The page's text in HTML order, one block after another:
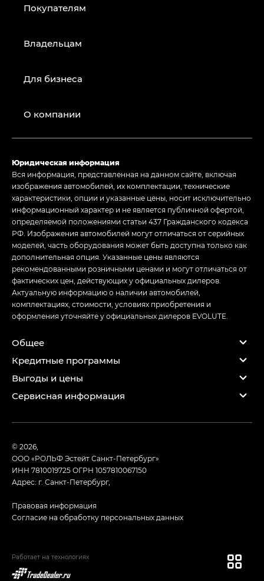
Покупателям
Владельцам
Для бизнеса
О компании
Юридическая информация
Вся информация, представленная на данном сайте, включая
изображения автомобилей, их комплектации, технические
характеристики, опции и указанные цены, носит исключительно
информационный характер и не является публичной офертой,
определяемой положениями статьи 437 Гражданского кодекса
РФ. Изображения автомобилей могут отличаться от серийных
моделей, часть оборудования может быть доступна только как
дополнительная опция. Указанные цены являются
рекомендованными розничными ценами и могут отличаться от
фактических цен, действующих у официальных дилеров.
Актуальную информацию о наличии автомобилей,
комплектациях, стоимости, условиях приобретения и
оформления уточняйте у официальных дилеров EVOLUTE.
Общее
Кредитные программы
Выгоды и цены
Сервисная информация
© 2026,
ООО «РОЛЬФ Эстейт Санкт-Петербург»
ИНН 7810019725ОГРН 1057810067150
Адрес: г. Санкт-Петербург,
Правовая информация
Согласие на обработку персональных данных
Работает на технологиях